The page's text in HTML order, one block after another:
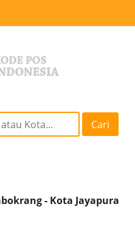
Cari
- Kota Jayapura